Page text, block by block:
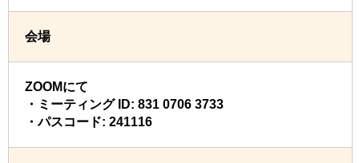
会場
ZOOMにて
・ミーティング ID: 831 0706 3733
・パスコード: 241116